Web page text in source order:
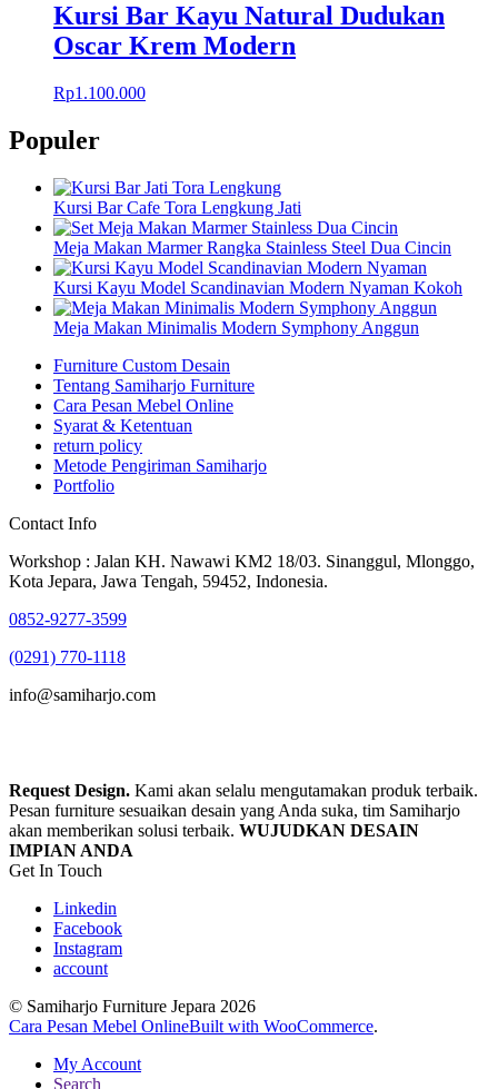
Kursi Bar Kayu Natural Dudukan
Oscar Krem Modern
Rp1.100.000
Populer
Kursi Bar Cafe Tora Lengkung Jati
Meja Makan Marmer Rangka Stainless Steel Dua Cincin
Kursi Kayu Model Scandinavian Modern Nyaman Kokoh
Meja Makan Minimalis Modern Symphony Anggun
Furniture Custom Desain
Tentang Samiharjo Furniture
Cara Pesan Mebel Online
Syarat & Ketentuan
return policy
Metode Pengiriman Samiharjo
Portfolio
Contact Info
Workshop : Jalan KH. Nawawi KM2 18/03. Sinanggul, Mlonggo,
Kota Jepara, Jawa Tengah, 59452, Indonesia.
0852-9277-3599
(0291) 770-1118
info@samiharjo.com
Request Design. Kami akan selalu mengutamakan produk terbaik.
Pesan furniture sesuaikan desain yang Anda suka, tim Samiharjo
akan memberikan solusi terbaik. WUJUDKAN DESAIN
IMPIAN ANDA
Get In Touch
Linkedin
Facebook
Instagram
account
© Samiharjo Furniture Jepara 2026
Cara Pesan Mebel OnlineBuilt with WooCommerce.
My Account
Search